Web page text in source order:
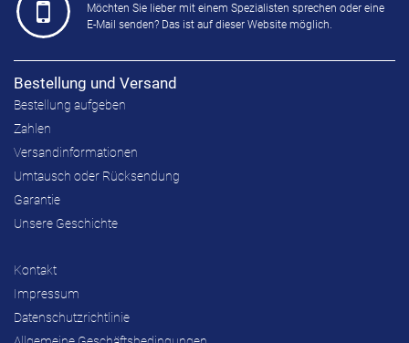
Möchten Sie lieber mit einem Spezialisten sprechen oder eine
E-Mail senden? Das ist auf dieser Website möglich.
Bestellung und Versand
Bestellung aufgeben
Zahlen
Versandinformationen
Umtausch oder Rücksendung
Garantie
Unsere Geschichte
Kontakt
Impressum
Datenschutzrichtlinie